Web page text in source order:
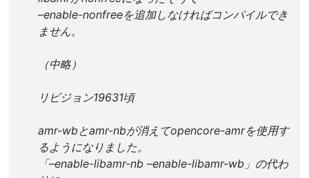
ffmpegでストリーミン
リビジョン11660時点
libamrがnonfreeになったそうで
–enable-nonfreeを追加しなければコンパイルでき
ません。